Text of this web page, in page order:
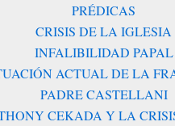
PRÉDICAS
CRISIS DE LA IGLESIA
INFALIBILIDAD PAPAL
ACTUAL DE LA
PADRE CASTELLANI
CEKADA Y LA